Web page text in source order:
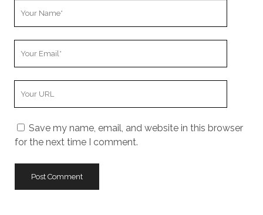
Save my name, email, and website in this browser
for the next time I comment.